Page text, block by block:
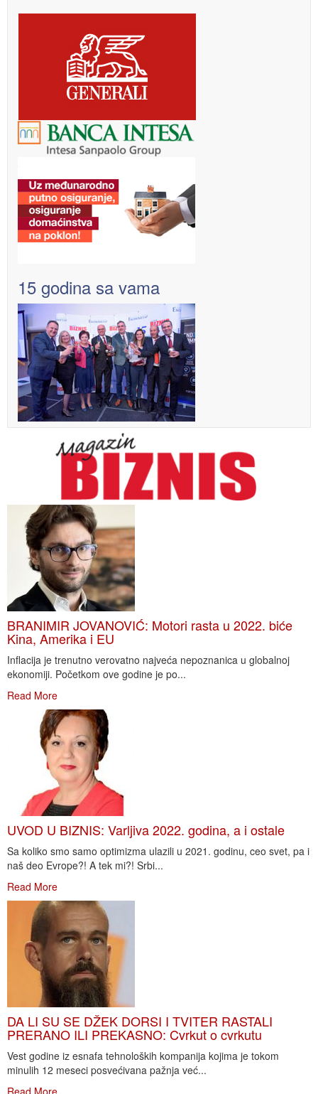
15 godina sa vama
BRANIMIR JOVANOVIĆ: Motori rasta u 2022. biće
Kina, Amerika i EU
Inflacija je trenutno verovatno najveća nepoznanica u globalnoj
ekonomiji. Početkom ove godine je po...
Read More
UVOD U BIZNIS: Varljiva 2022. godina, a i ostale
Sa koliko smo samo optimizma ulazili u 2021. godinu, ceo svet, pa i
naš deo Evrope?! A tek mi?! Srbi...
Read More
DA LI SU SE DŽEK DORSI I TVITER RASTALI
PRERANO ILI PREKASNO: Cvrkut o cvrkutu
Vest godine iz esnafa tehnoloških kompanija kojima je tokom
minulih 12 meseci posvećivana pažnja već...